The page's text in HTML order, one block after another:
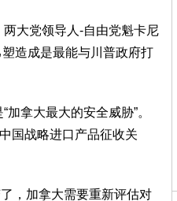
大党领导人-自由党魁卡尼
造成是最能与川普政府打
拿大最大的安全威胁”。
国战略进口产品征收关
，加拿大需要重新评估对